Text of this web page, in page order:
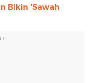
Bikin 'Sawah